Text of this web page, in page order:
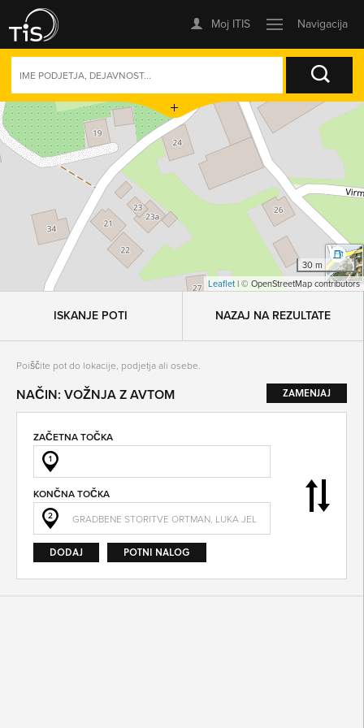
ISKANJE
SO ODPRTA V
ISKANJE POTI NAZAJ NA REZULTATE
Poiščite pot do lokacije, podjetja ali osebe.
NAČIN: VOŽNJA Z AVTOM ZAMENJAJ
ZAČETNA TOČKA
1
KONČNA TOČKA
2
DODAJ POTNI NALOG
+
−
30 m
Leaflet| © OpenStreetMap contributors